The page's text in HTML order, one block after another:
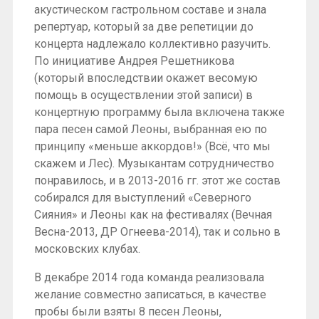
акустическом гастрольном составе и знала
репертуар, который за две репетиции до
концерта надлежало коллективно разучить.
По инициативе Андрея Решетникова
(который впоследствии окажет весомую
помощь в осуществлении этой записи) в
концертную программу была включена также
пара песен самой Леоны, выбранная ею по
принципу «меньше аккордов!» (Всё, что мы
скажем и Лес). Музыкантам сотрудничество
понравилось, и в 2013-2016 гг. этот же состав
собирался для выступлений «Северного
Сияния» и Леоны как на фестивалях (Вечная
Весна-2013, ДР Огнеева-2014), так и сольно в
московских клубах.
В декабре 2014 года команда реализовала
желание совместно записаться, в качестве
пробы были взяты 8 песен Леоны,